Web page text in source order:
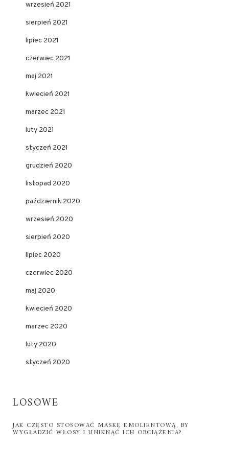
wrzesień 2021
sierpień 2021
lipiec 2021
czerwiec 2021
maj 2021
kwiecień 2021
marzec 2021
luty 2021
styczeń 2021
grudzień 2020
listopad 2020
październik 2020
wrzesień 2020
sierpień 2020
lipiec 2020
czerwiec 2020
maj 2020
kwiecień 2020
marzec 2020
luty 2020
styczeń 2020
LOSOWE
JAK CZĘSTO STOSOWAĆ MASKĘ EMOLIENTOWĄ, BY
WYGŁADZIĆ WŁOSY I UNIKNĄĆ ICH OBCIĄŻENIA?